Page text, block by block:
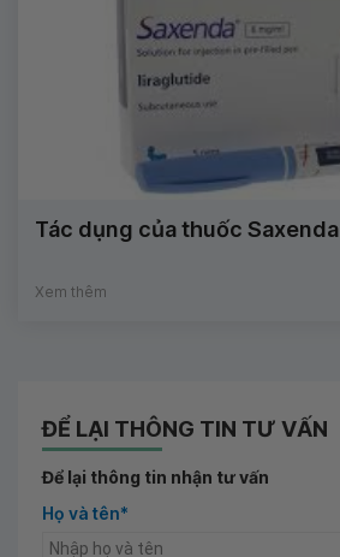
Tác dụng của thuốc Saxenda
Xem thêm
ĐỂ LẠI THÔNG TIN TƯ VẤN
Để lại thông tin nhận tư vấn
Họ và tên*